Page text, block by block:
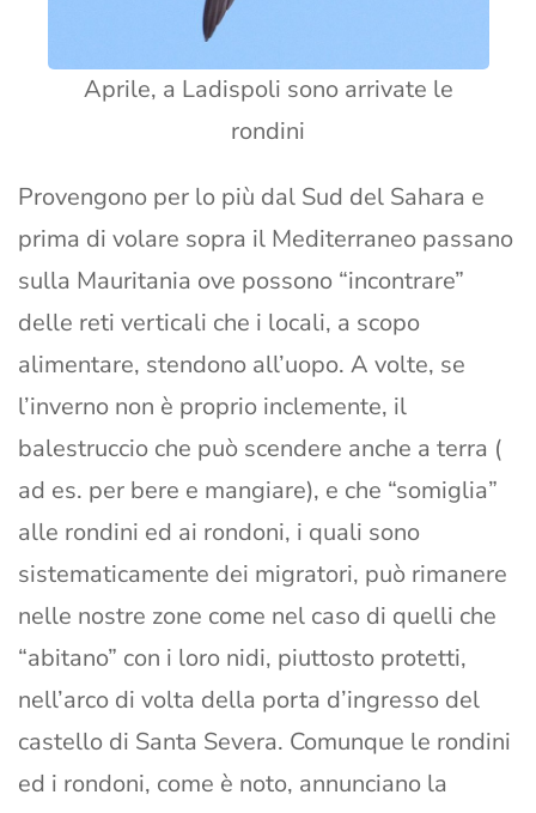
Aprile, a Ladispoli sono arrivate le
rondini
Provengono per lo più dal Sud del Sahara e
prima di volare sopra il Mediterraneo passano
sulla Mauritania ove possono “incontrare”
delle reti verticali che i locali, a scopo
alimentare, stendono all’uopo. A volte, se
l’inverno non è proprio inclemente, il
balestruccio che può scendere anche a terra (
ad es. per bere e mangiare), e che “somiglia”
alle rondini ed ai rondoni, i quali sono
sistematicamente dei migratori, può rimanere
nelle nostre zone come nel caso di quelli che
“abitano” con i loro nidi, piuttosto protetti,
nell’arco di volta della porta d’ingresso del
castello di Santa Severa. Comunque le rondini
ed i rondoni, come è noto, annunciano la